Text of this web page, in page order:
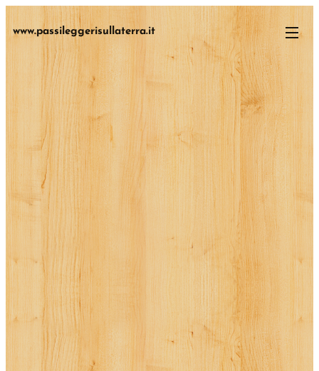
www.passileggerisullaterra.it